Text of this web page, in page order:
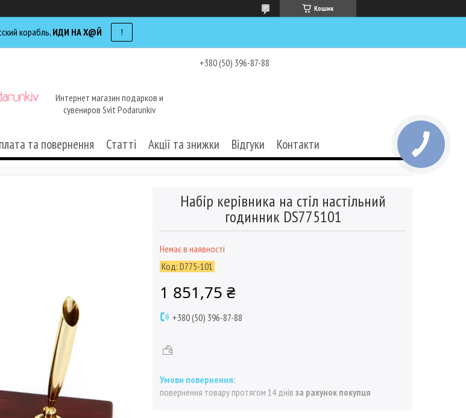
Кошик
корабль, ИДИ НА Х@Й !
+380 (50) 396-87-88
Интернет магазин подарков и
сувениров Svit Podarunkiv
та повернення Статті Акції та знижки Відгуки Контакти
Набір керівника на стіл настільний
годинник DS775101
Немає в наявності
Код: D775-101
1 851,75 ₴
+380 (50) 396-87-88
повернення товару протягом 14 днів за рахунок покупця